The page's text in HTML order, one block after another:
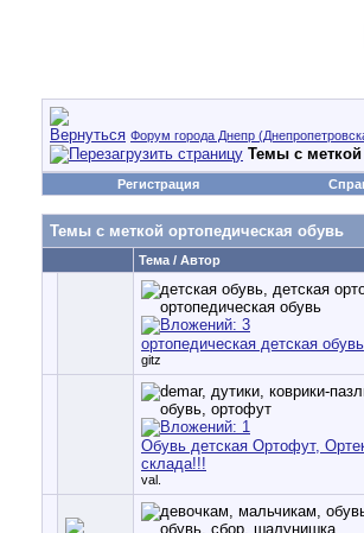
Форум города Днепр
Темы с меткой
Регистрация
Темы с меткой ортопедическая обувь
Тема / Автор
ортопедическая детская обувь
gitz
Обувь детская Ортофут,
склада!!!
val.